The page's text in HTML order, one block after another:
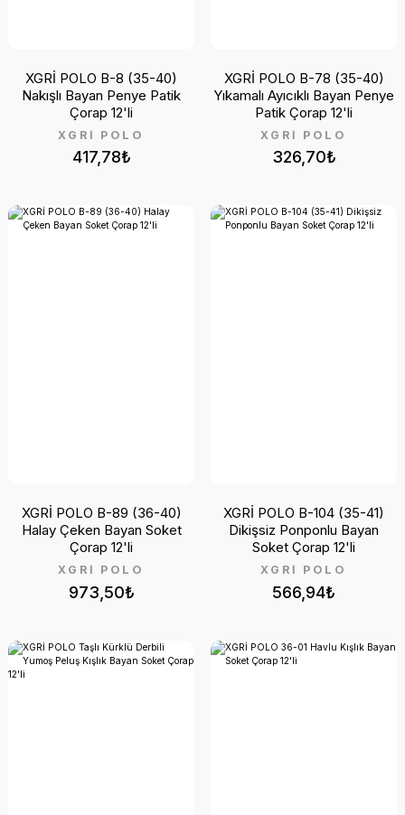
417,78₺
XGRİ POLO
XGRİ POLO B-8 (35-40)
Nakışlı Bayan Penye Patik
Çorap 12'li
326,70₺
XGRİ POLO
XGRİ POLO B-78 (35-40)
Yıkamalı Ayıcıklı Bayan Penye
Patik Çorap 12'li
973,50₺
XGRİ POLO
XGRİ POLO B-89 (36-40)
Halay Çeken Bayan Soket
Çorap 12'li
566,94₺
XGRİ POLO
XGRİ POLO B-104 (35-41)
Dikişsiz Ponponlu Bayan
Soket Çorap 12'li